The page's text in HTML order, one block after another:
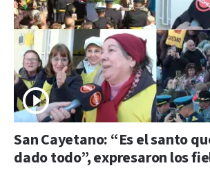
San Cayetano: “Es el santo
dado todo”, expresaron los